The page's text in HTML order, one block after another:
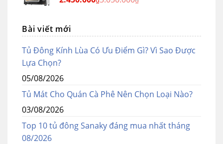
Bài viết mới
Tủ Đông Kính Lùa Có Ưu Điểm Gì? Vì Sao Được
Lựa Chọn?
05/08/2026
Tủ Mát Cho Quán Cà Phê Nên Chọn Loại Nào?
03/08/2026
Top 10 tủ đông Sanaky đáng mua nhất tháng
08/2026